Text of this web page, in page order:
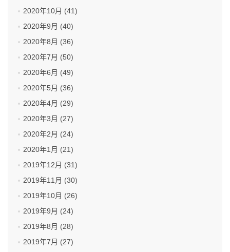
2020年10月 (41)
2020年9月 (40)
2020年8月 (36)
2020年7月 (50)
2020年6月 (49)
2020年5月 (36)
2020年4月 (29)
2020年3月 (27)
2020年2月 (24)
2020年1月 (21)
2019年12月 (31)
2019年11月 (30)
2019年10月 (26)
2019年9月 (24)
2019年8月 (28)
2019年7月 (27)